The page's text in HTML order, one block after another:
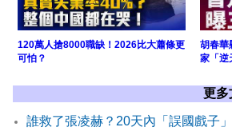
120萬人搶8000職缺！2026比大蕭條更
可怕？
胡春華
家「逆
更多
誰救了張凌赫？20天內「誤國戲子